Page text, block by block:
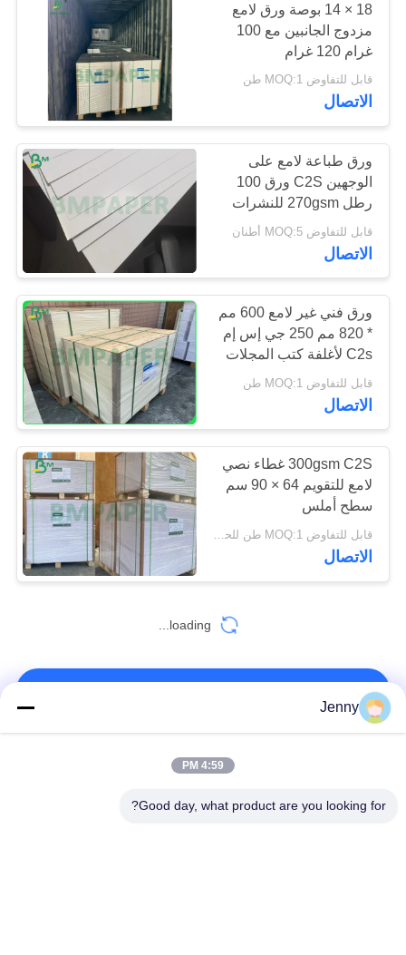
18 × 14 بوصة ورق لامع
مزدوج الجانبين مع 100
غرام 120 غرام
قابل للتفاوض MOQ:1 طن
الاتصال
ورق طباعة لامع على
الوجهين C2S ورق 100
رطل 270gsm للنشرات
قابل للتفاوض MOQ:5 أطنان
الاتصال
ورق فني غير لامع 600 مم
* 820 مم 250 جي إس إم
C2s لأغلفة كتب المجلات
قابل للتفاوض MOQ:1 طن
الاتصال
300gsm C2S غطاء نصي
لامع للتقويم 64 × 90 سم
سطح أملس
قابل للتفاوض MOQ:1 طن للحجم المشترك و 10 طن للحجم الخاص
الاتصال
loading...
Jenny
4:59 PM
Good day, what product are you looking for?